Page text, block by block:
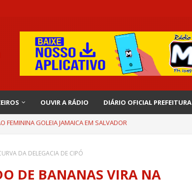
OUVIR A RÁDIO DIÁRIO OFICIAL PREFEITURA
DE RAFAELLE: “SATISFAÇÃO MUITO GRANDE”
DA DELEGACIA DE CIPÓ
DE BANANAS VIRA NA